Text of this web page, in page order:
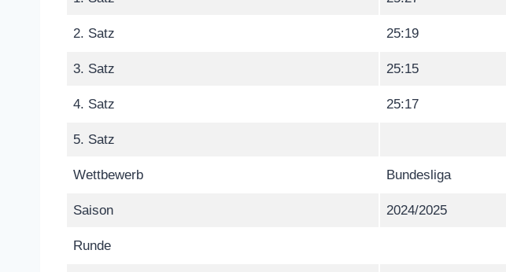
2. Satz 25:19
3. Satz 25:15
4. Satz 25:17
5. Satz
Wettbewerb Bundesliga
Saison 2024/2025
Runde